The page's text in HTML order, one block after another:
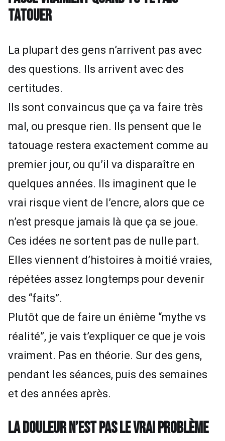
TATOUER
La plupart des gens n’arrivent pas avec
des questions. Ils arrivent avec des
certitudes.
Ils sont convaincus que ça va faire très
mal, ou presque rien. Ils pensent que le
tatouage restera exactement comme au
premier jour, ou qu’il va disparaître en
quelques années. Ils imaginent que le
vrai risque vient de l’encre, alors que ce
n’est presque jamais là que ça se joue.
Ces idées ne sortent pas de nulle part.
Elles viennent d’histoires à moitié vraies,
répétées assez longtemps pour devenir
des “faits”.
Plutôt que de faire un énième “mythe vs
réalité”, je vais t’expliquer ce que je vois
vraiment. Pas en théorie. Sur des gens,
pendant les séances, puis des semaines
et des années après.
LA DOULEUR N’EST PAS LE VRAI PROBLÈME